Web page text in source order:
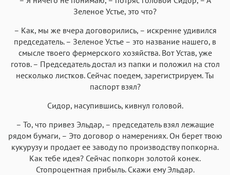
Зеленое Устье, это что?
– Как, мы же вчера договорились, – искренне удивился
председатель. – Зеленое Устье – это название нашего, в
смысле твоего фермерского хозяйства. Вот Устав, уже
готов. – Председатель достал из папки и положил на стол
несколько листков. Сейчас поедем, зарегистрируем. Ты
паспорт взял?
Сидор, насупившись, кивнул головой.
– То, что привез Эльдар, – председатель взял лежащие
рядом бумаги, – Это договор о намерениях. Он берет твою
кукурузу и продает ее заводу по производству попкорна.
Как тебе идея? Сейчас попкорн золотой конек.
Стопроцентная прибыль. Скажи ему Эльдар.